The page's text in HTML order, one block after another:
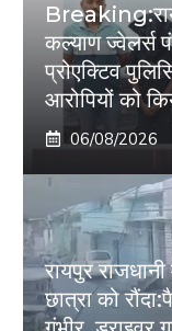
कल्याण ज्वेलर्स
प्रोएक्टिव
आरोपियों को
06/08/2026
रायपुर
छात्रा को